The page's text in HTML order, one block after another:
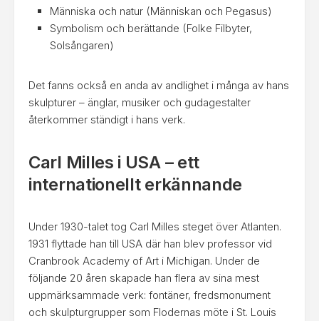
Människa och natur (Människan och Pegasus)
Symbolism och berättande (Folke Filbyter,
Solsångaren)
Det fanns också en anda av andlighet i många av hans
skulpturer – änglar, musiker och gudagestalter
återkommer ständigt i hans verk.
Carl Milles i USA – ett
internationellt erkännande
Under 1930-talet tog Carl Milles steget över Atlanten.
1931 flyttade han till USA där han blev professor vid
Cranbrook Academy of Art i Michigan. Under de
följande 20 åren skapade han flera av sina mest
uppmärksammade verk: fontäner, fredsmonument
och skulpturgrupper som Flodernas möte i St. Louis